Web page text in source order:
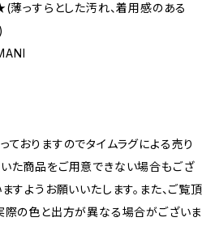
らとした汚れ、着用感のある
おりますのでタイムラグによる売り
た商品をご用意できない場合もござ
すようお願いいたします。また、ご覧頂
際の色と出方が異なる場合がございま